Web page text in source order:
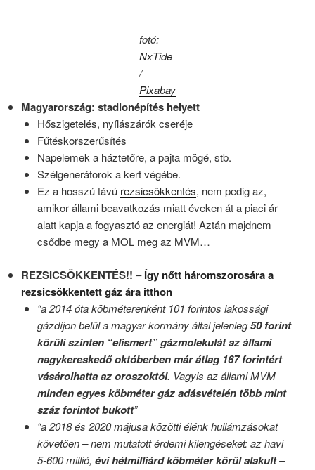
fotó:
NxTide
/
Pixabay
Magyarország: stadionépítés helyett
Hőszigetelés, nyílászárók cseréje
Fűtéskorszerűsítés
Napelemek a háztetőre, a pajta mögé, stb.
Szélgenerátorok a kert végébe.
Ez a hosszú távú rezsicsökkentés, nem pedig az,
amikor állami beavatkozás miatt éveken át a piaci ár
alatt kapja a fogyasztó az energiát! Aztán majdnem
csődbe megy a MOL meg az MVM…
REZSICSÖKKENTÉS!! –Így nőtt háromszorosára a
rezsicsökkentett gáz ára itthon
“a 2014 óta köbméterenként 101 forintos lakossági
gázdíjon belül a magyar kormány által jelenleg50 forint
körüli szinten “elismert” gázmolekulát az állami
nagykereskedő októberben már átlag 167 forintért
vásárolhatta az oroszoktól. Vagyis az állami MVM
minden egyes köbméter gáz adásvételén több mint
száz forintot bukott”
“a 2018 és 2020 májusa közötti élénk hullámzásokat
követően – nem mutatott érdemi kilengéseket: az havi
5-600 millió, évi hétmilliárd köbméter körül alakult–